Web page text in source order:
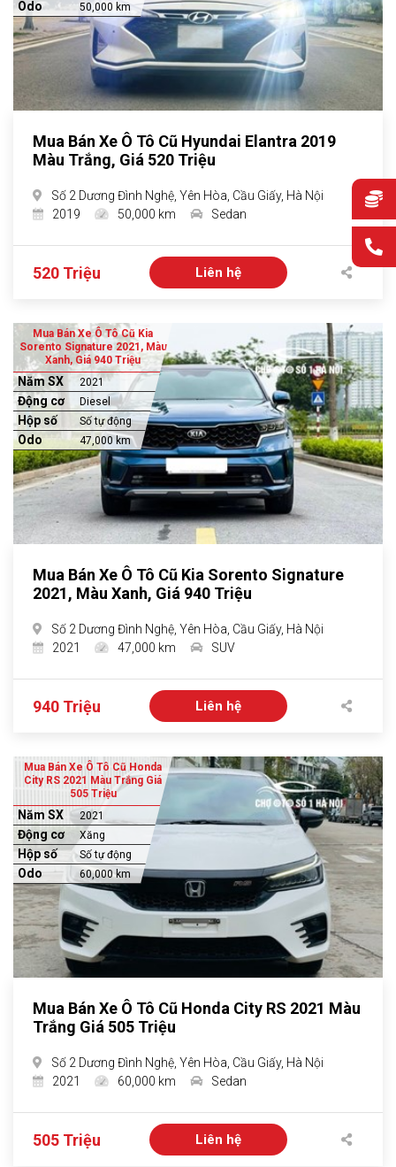
Odo 50,000 km
Mua Bán Xe Ô Tô Cũ Hyundai Elantra 2019
Màu Trắng, Giá 520 Triệu
Số 2 Dương Đình Nghệ, Yên Hòa, Cầu Giấy, Hà Nội
2019
50,000 km Sedan
520 Triệu Liên hệ
Mua Bán Xe Ô Tô Cũ Kia
Sorento Signature 2021, Màu
Xanh, Giá 940 Triệu
Năm SX 2021
Động cơ Diesel
Hộp số Số tự động
Odo 47,000 km
Mua Bán Xe Ô Tô Cũ Kia Sorento Signature
2021, Màu Xanh, Giá 940 Triệu
Số 2 Dương Đình Nghệ, Yên Hòa, Cầu Giấy, Hà Nội
2021
47,000 km SUV
940 Triệu Liên hệ
Mua Bán Xe Ô Tô Cũ Honda
City RS 2021 Màu Trắng Giá
505 Triệu
Năm SX 2021
Động cơ Xăng
Hộp số Số tự động
Odo 60,000 km
Mua Bán Xe Ô Tô Cũ Honda City RS 2021 Màu
Trắng Giá 505 Triệu
Số 2 Dương Đình Nghệ, Yên Hòa, Cầu Giấy, Hà Nội
2021
60,000 km Sedan
505 Triệu Liên hệ